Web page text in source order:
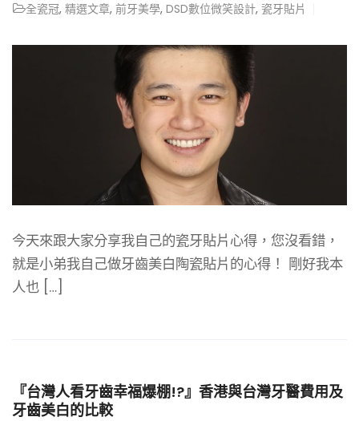
全瓷冠, 精選文章, 前牙美學, DSD數位微笑設計, 瓷牙貼片
今天來跟大家分享我自己的瓷牙貼片心得，您沒看錯，
就是小弟我自己做牙齒美白陶瓷貼片的心得！ 剛好我本
人也 […]
『台灣人看牙齒幸福爆棚!?』香港與台灣牙醫費用及
牙齒美白的比較